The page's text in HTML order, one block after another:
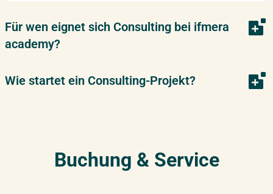
Für wen eignet sich Consulting bei ifmera
academy?
Wie startet ein Consulting-Projekt?
Buchung & Service